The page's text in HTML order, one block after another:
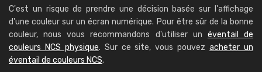
C'est un risque de prendre une décision basée sur l'affichage
d'une couleur sur un écran numérique. Pour être sûr de la bonne
couleur, nous vous recommandons d'utiliser un éventail de
couleurs NCS physique. Sur ce site, vous pouvezacheter un
éventail de couleurs NCS.